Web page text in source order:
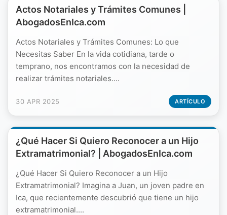
Actos Notariales y Trámites Comunes |
AbogadosEnIca.com
Actos Notariales y Trámites Comunes: Lo que
Necesitas Saber En la vida cotidiana, tarde o
temprano, nos encontramos con la necesidad de
realizar trámites notariales....
30 APR 2025 ARTÍCULO
¿Qué Hacer Si Quiero Reconocer a un Hijo
Extramatrimonial? | AbogadosEnIca.com
¿Qué Hacer Si Quiero Reconocer a un Hijo
Extramatrimonial? Imagina a Juan, un joven padre en
Ica, que recientemente descubrió que tiene un hijo
extramatrimonial....